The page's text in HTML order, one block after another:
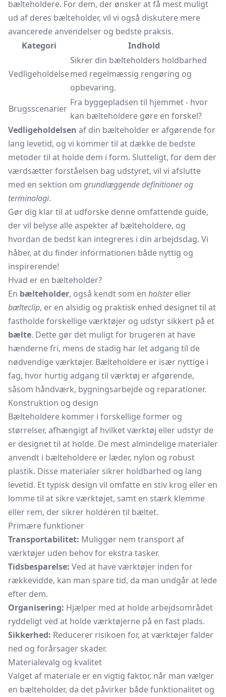
bælteholdere. For dem, der ønsker at få mest muligt
ud af deres bælteholder, vil vi også diskutere mere
avancerede anvendelser og bedste praksis.
Kategori
Indhold
Vedligeholdelse
Sikrer din bælteholders holdbarhed
med regelmæssig rengøring og
opbevaring.
Brugsscenarier
Fra byggepladsen til hjemmet - hvor
kan bælteholdere gøre en forskel?
Vedligeholdelsen af din bælteholder er afgørende for
lang levetid, og vi kommer til at dække de bedste
metoder til at holde dem i form. Slutteligt, for dem der
værdsætter forståelsen bag udstyret, vil vi afslutte
med en sektion om grundlæggende definitioner og
terminologi.
Gør dig klar til at udforske denne omfattende guide,
der vil belyse alle aspekter af bælteholdere, og
hvordan de bedst kan integreres i din arbejdsdag. Vi
håber, at du finder informationen både nyttig og
inspirerende!
Hvad er en bælteholder?
En bælteholder, også kendt som en holstereller
bælteclip, er en alsidig og praktisk enhed designet til at
fastholde forskellige værktøjer og udstyr sikkert på et
bælte. Dette gør det muligt for brugeren at have
hænderne fri, mens de stadig har let adgang til de
nødvendige værktøjer. Bælteholdere er især nyttige i
fag, hvor hurtig adgang til værktøj er afgørende,
såsom håndværk, bygningsarbejde og reparationer.
Konstruktion og design
Bælteholdere kommer i forskellige former og
størrelser, afhængigt af hvilket værktøj eller udstyr de
er designet til at holde. De mest almindelige materialer
anvendt i bælteholdere er læder, nylon og robust
plastik. Disse materialer sikrer holdbarhed og lang
levetid. Et typisk design vil omfatte en stiv krog eller en
lomme til at sikre værktøjet, samt en stærk klemme
eller rem, der sikrer holderen til bæltet.
Primære funktioner
Transportabilitet: Muliggør nem transport af
værktøjer uden behov for ekstra tasker.
Tidsbesparelse: Ved at have værktøjer inden for
rækkevidde, kan man spare tid, da man undgår at lede
efter dem.
Organisering: Hjælper med at holde arbejdsområdet
ryddeligt ved at holde værktøjerne på en fast plads.
Sikkerhed: Reducerer risikoen for, at værktøjer falder
ned og forårsager skader.
Materialevalg og kvalitet
Valget af materiale er en vigtig faktor, når man vælger
en bælteholder, da det påvirker både funktionalitet og